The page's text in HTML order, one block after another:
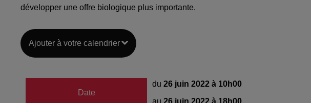
développer une offre biologique plus importante.
Ajouter à votre calendrier
Date
du26 juin 2022 à 10h00
au26 juin 2022 à 18h00